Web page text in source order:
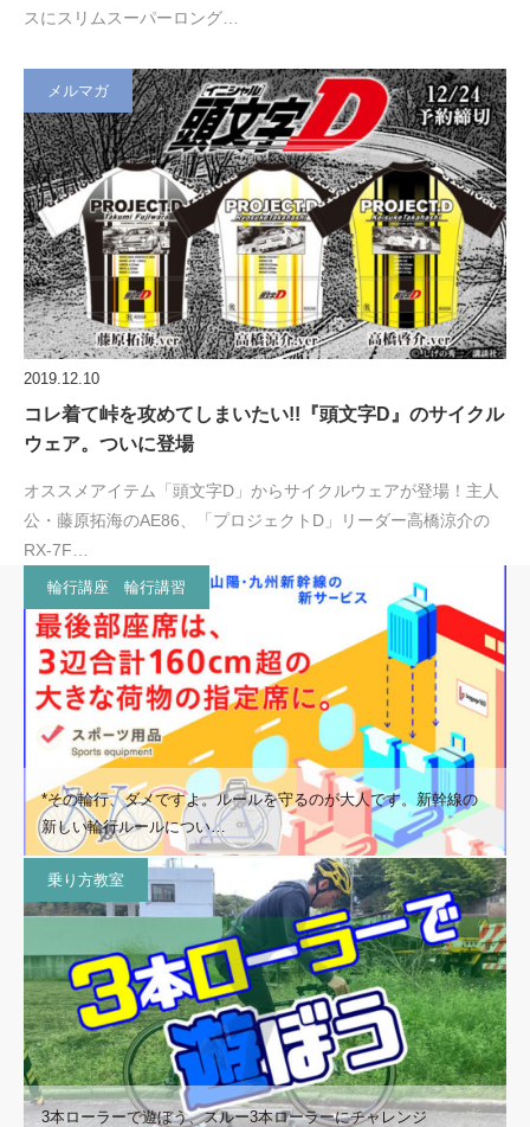
スにスリムスーパーロング…
メルマガ
2019.12.10
コレ着て峠を攻めてしまいたい!!『頭文字D』のサイクル
ウェア。ついに登場
オススメアイテム「頭文字D」からサイクルウェアが登場！主人
公・藤原拓海のAE86、「プロジェクトD」リーダー高橋涼介の
RX-7F…
輪行講座 輪行講習
*その輪行、ダメですよ。ルールを守るのが大人です。新幹線の
新しい輪行ルールについ…
乗り方教室
3本ローラーで遊ぼう、スルー3本ローラーにチャレンジ